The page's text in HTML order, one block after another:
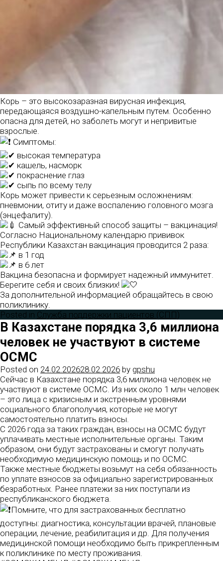
Корь – это высокозаразная вирусная инфекция,
передающаяся воздушно-капельным путем. Особенно
опасна для детей, но заболеть могут и непривитые
взрослые.
Симптомы:
высокая температура
кашель, насморк
покраснение глаз
сыпь по всему телу
Корь может привести к серьезным осложнениям:
пневмонии, отиту и даже воспалению головного мозга
(энцефалиту).
Самый эффективный способ защиты – вакцинация!
Согласно Национальному календарю прививок
Республики Казахстан вакцинация проводится 2 раза:
в 1 год
в 6 лет
Вакцина безопасна и формирует надежный иммунитет.
Берегите себя и своих близких!
За дополнительной информацией обращайтесь в свою
поликлинику.
Posted in Служба поддержки пациентов (СПП)
В Казахстане порядка 3,6 миллиона
человек не участвуют в системе
ОСМС
Posted on 24.02.202628.02.2026 by gpshu
Сейчас в Казахстане порядка 3,6 миллиона человек не
участвуют в системе ОСМС. Из них около 1 млн человек
– это лица с кризисным и экстренным уровнями
социального благополучия, которые не могут
самостоятельно платить взносы.
С 2026 года за таких граждан, взносы на ОСМС будут
уплачивать местные исполнительные органы. Таким
образом, они будут застрахованы и смогут получать
необходимую медицинскую помощь и по ОСМС.
Также местные бюджеты возьмут на себя обязанность
по уплате взносов за официально зарегистрированных
безработных. Ранее платежи за них поступали из
республиканского бюджета.
Помните, что для застрахованных бесплатно
доступны: диагностика, консультации врачей, плановые
операции, лечение, реабилитация и др. Для получения
медицинской помощи необходимо быть прикрепленным
к поликлинике по месту проживания.